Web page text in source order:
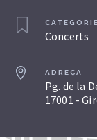
Concerts
ADREÇA
Pg. de la
17001 -